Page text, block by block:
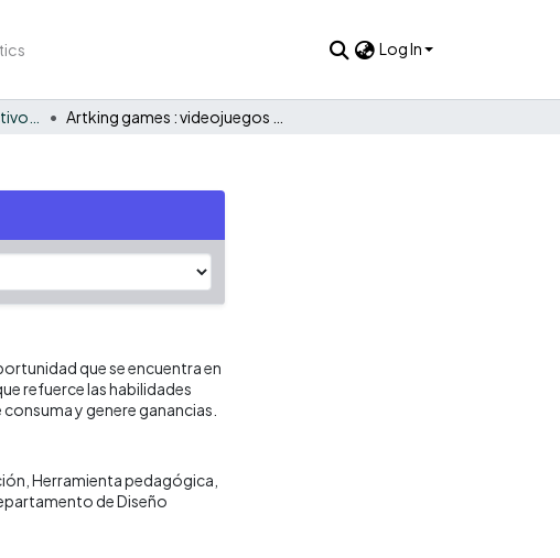
Log In
que se encuentra en
refuerce las habilidades
y genere ganancias.
Herramienta pedagógica
de Diseño